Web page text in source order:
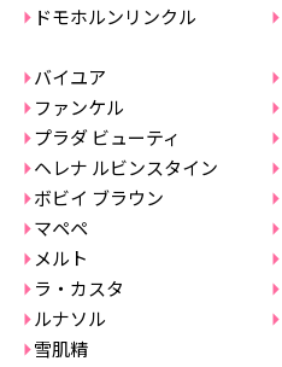
ドモホルンリンクル
バイユア
ファンケル
プラダ ビューティ
ヘレナ ルビンスタイン
ボビイ ブラウン
マペペ
メルト
ラ・カスタ
ルナソル
雪肌精